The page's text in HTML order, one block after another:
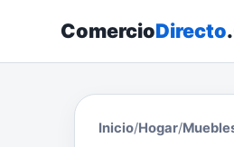
ComercioDirecto
Inicio/Hogar/